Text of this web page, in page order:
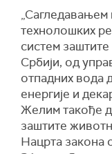
„Сагледавањем
технолошких
систем
Србији, од
отпадних вода
енергије и
Желим такође
заштите
Нацрта закона